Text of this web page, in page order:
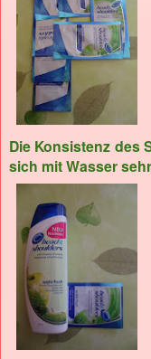
Die Konsistenz des
sich mit Wasser